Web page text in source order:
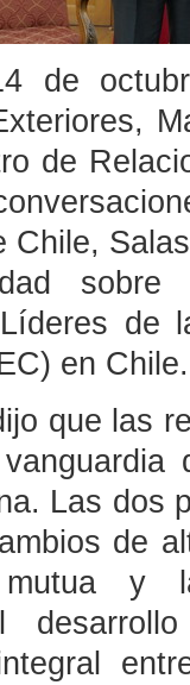
de
de
Chile,
sobre
de
en Chile.
que las
Las dos
de
mutua y